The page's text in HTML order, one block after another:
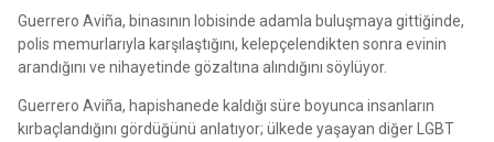
Guerrero Aviña, binasının lobisinde adamla buluşmaya gittiğinde,
polis memurlarıyla karşılaştığını, kelepçelendikten sonra evinin
arandığını ve nihayetinde gözaltına alındığını söylüyor.
Guerrero Aviña, hapishanede kaldığı süre boyunca insanların
kırbaçlandığını gördüğünü anlatıyor; ülkede yaşayan diğer LGBT